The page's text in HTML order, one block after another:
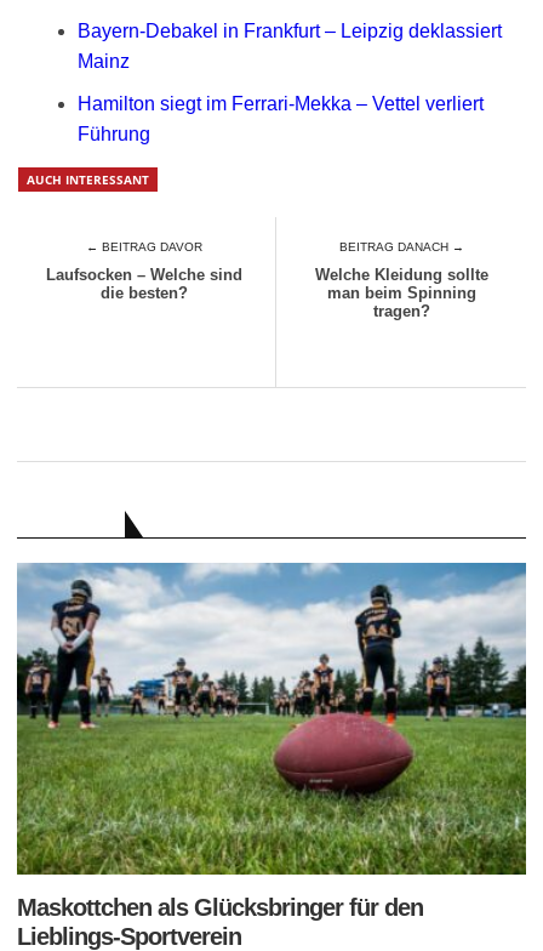
Bayern-Debakel in Frankfurt – Leipzig deklassiert
Mainz
Hamilton siegt im Ferrari-Mekka – Vettel verliert
Führung
AUCH INTERESSANT
← BEITRAG DAVOR
Laufsocken – Welche sind
die besten?
BEITRAG DANACH →
Welche Kleidung sollte
man beim Spinning
tragen?
Maskottchen als Glücksbringer für den
Lieblings-Sportverein